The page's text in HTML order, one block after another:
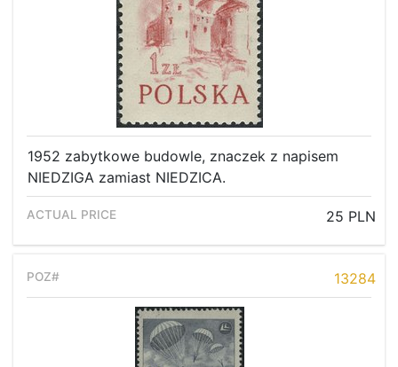
1952 zabytkowe budowle, znaczek z napisem
NIEDZIGA zamiast NIEDZICA.
25 PLN
13284